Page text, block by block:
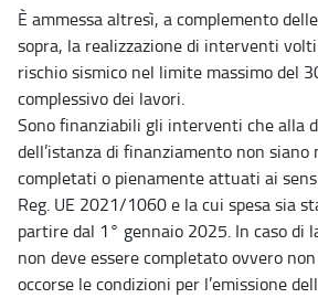
È ammessa altresì, a complemento
sopra, la realizzazione di interventi
rischio sismico nel limite massimo del
complessivo dei lavori.
Sono finanziabili gli interventi che alla
dell’istanza di finanziamento non
completati o pienamente attuati ai
Reg. UE 2021/1060 e la cui spesa sia
partire dal 1° gennaio 2025. In caso di
non deve essere completato ovvero
occorse le condizioni per l’emissione